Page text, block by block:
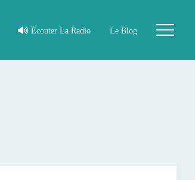
Écouter La Radio Le Blog